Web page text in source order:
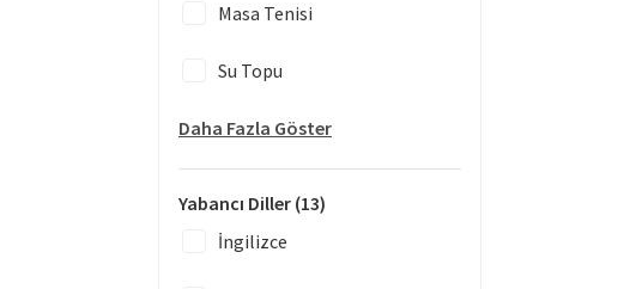
Masa Tenisi
Su Topu
Daha Fazla Göster
Yabancı Diller (13)
İngilizce